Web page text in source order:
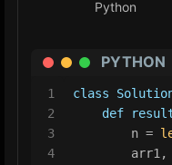
Python
PYTHON
1
2
3
4
class
def
        n =
arr1,